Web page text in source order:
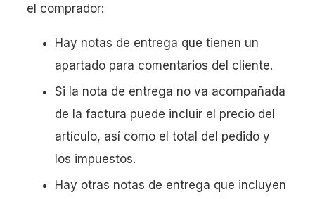
el comprador:
Hay notas de entrega que tienen un
apartado para comentarios del cliente.
Si la nota de entrega no va acompañada
de la factura puede incluir el precio del
artículo, así como el total del pedido y
los impuestos.
Hay otras notas de entrega que incluyen